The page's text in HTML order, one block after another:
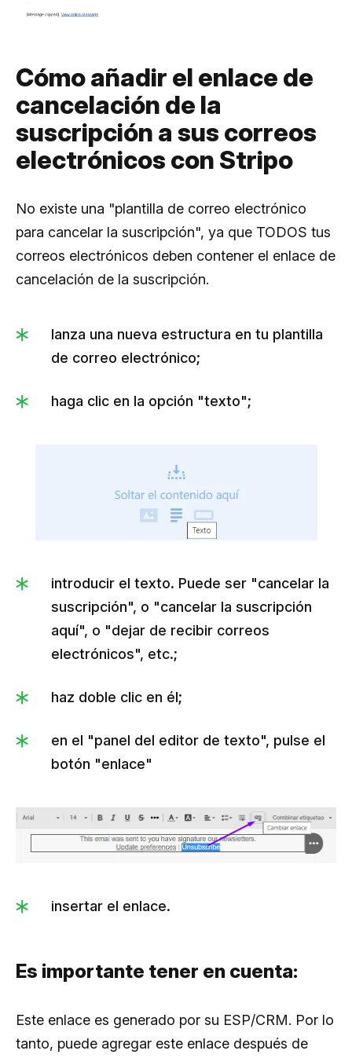
Cómo añadir el enlace de
cancelación de la
suscripción a sus correos
electrónicos con Stripo
No existe una "plantilla de correo electrónico
para cancelar la suscripción", ya que TODOS tus
correos electrónicos deben contener el enlace de
cancelación de la suscripción.
lanza una nueva estructura en tu plantilla
de correo electrónico;
haga clic en la opción "texto";
introducir el texto. Puede ser "cancelar la
suscripción", o "cancelar la suscripción
aquí", o "dejar de recibir correos
electrónicos", etc.;
haz doble clic en él;
en el "panel del editor de texto", pulse el
botón "enlace"
insertar el enlace.
Es importante tener en cuenta:
Este enlace es generado por su ESP/CRM. Por lo
tanto, puede agregar este enlace después de